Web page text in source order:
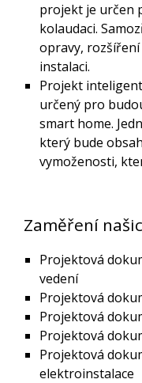
projekt je určen
kolaudaci.
opravy,
instalaci.
Projekt
určený pro
smart home.
který bude
vymoženosti,
Zaměření
Projektová
vedení
Projektová
Projektová
Projektová
Projektová
elektroinstalace